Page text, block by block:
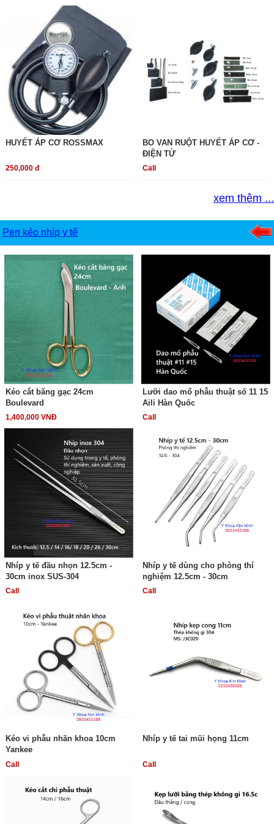
HUYẾT ÁP CƠ ROSSMAX
250,000 đ
BO VAN RUỘT HUYẾT ÁP CƠ -
ĐIỆN TỬ
Call
xem thêm ...
Pen kéo nhíp y tế
Kéo cắt băng gạc 24cm
Boulevard
1,400,000 VNĐ
Lưỡi dao mổ phẫu thuật số 11 15
Aili Hàn Quốc
Call
Nhíp y tế đầu nhọn 12.5cm -
30cm inox SUS-304
Call
Nhíp y tế dùng cho phòng thí
nghiệm 12.5cm - 30cm
Call
Kéo vi phẫu nhãn khoa 10cm
Yankee
Call
Nhíp y tế tai mũi họng 11cm
Call